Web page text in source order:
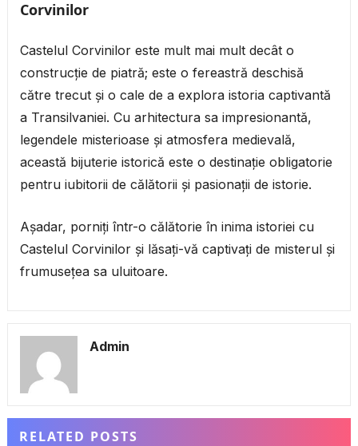
Corvinilor
Castelul Corvinilor este mult mai mult decât o
construcție de piatră; este o fereastră deschisă
către trecut și o cale de a explora istoria captivantă
a Transilvaniei. Cu arhitectura sa impresionantă,
legendele misterioase și atmosfera medievală,
această bijuterie istorică este o destinație obligatorie
pentru iubitorii de călătorii și pasionații de istorie.
Așadar, porniți într-o călătorie în inima istoriei cu
Castelul Corvinilor și lăsați-vă captivați de misterul și
frumusețea sa uluitoare.
Admin
RELATED POSTS